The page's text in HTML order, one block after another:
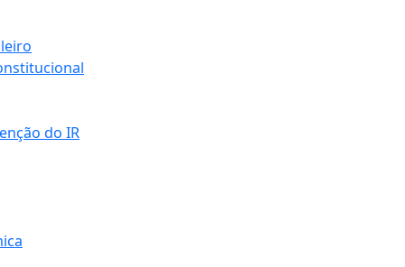
do IR